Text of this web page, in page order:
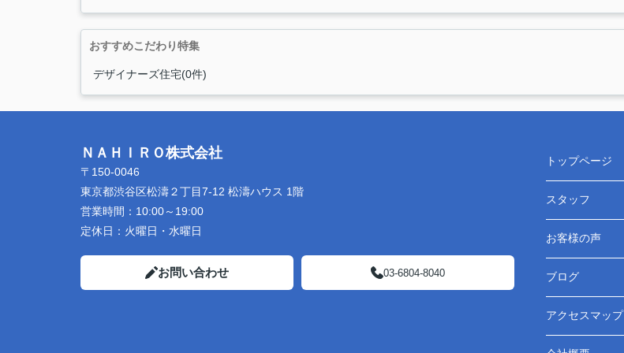
おすすめこだわり特集
デザイナーズ住宅(0件)
ＮＡＨＩＲＯ株式会社
〒150-0046
東京都渋谷区松濤２丁目7-12 松濤ハウス 1階
営業時間： 10:00～19:00
定休日： 火曜日・水曜日
お問い合わせ 03-6804-8040
トップページ
スタッフ
お客様の声
ブログ
アクセスマップ